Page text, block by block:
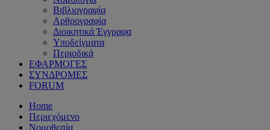
Βιβλιογραφία
Αρθρογραφία
Διοικητικά Έγγραφα
Υποδείγματα
Περιοδικά
ΕΦΑΡΜΟΓΕΣ
ΣΥΝΔΡΟΜΕΣ
FORUM
Home
Περιεχόμενο
Νομοθεσία